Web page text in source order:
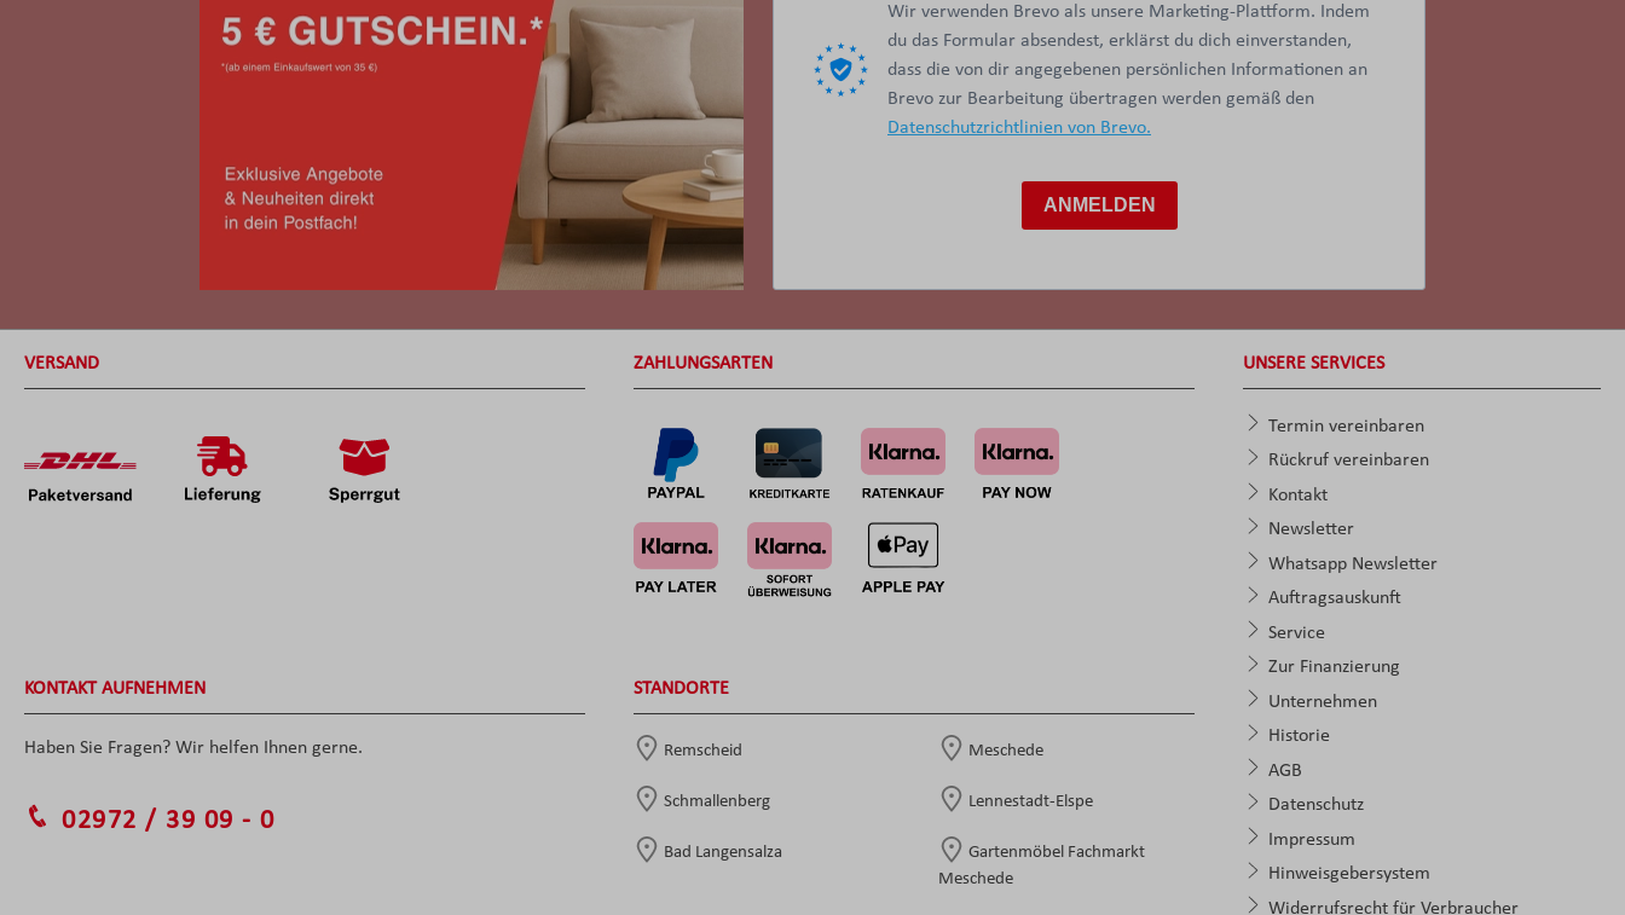
Wir verwenden Brevo als unsere Marketing-Plattform. Indem
du das Formular absendest, erklärst du dich einverstanden,
dass die von dir angegebenen persönlichen Informationen an
Brevo zur Bearbeitung übertragen werden gemäß den
Datenschutzrichtlinien von Brevo.
ANMELDEN
VERSAND ZAHLUNGSARTEN
KONTAKT AUFNEHMEN
Haben Sie Fragen? Wir helfen Ihnen gerne.
02972 / 39 09 - 0
STANDORTE
Remscheid Meschede
Schmallenberg Lennestadt-Elspe
Bad Langensalza
Gartenmöbel Fachmarkt
Meschede
UNSERE SERVICES
Termin vereinbaren
Rückruf vereinbaren
Kontakt
Newsletter
Whatsapp Newsletter
Auftragsauskunft
Service
Zur Finanzierung
Unternehmen
Historie
AGB
Datenschutz
Impressum
Hinweisgebersystem
Widerrufsrecht für Verbraucher